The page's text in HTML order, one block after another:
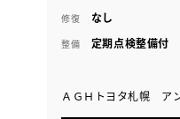
修復 なし
整備 定期点検整備付
ＡＧＨトヨタ札幌 ア